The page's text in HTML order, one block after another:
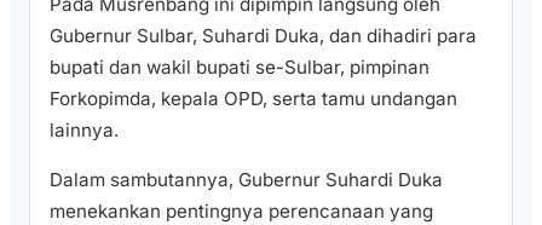
Gubernur Sulbar, Suhardi Duka, dan dihadiri para
bupati dan wakil bupati se-Sulbar, pimpinan
Forkopimda, kepala OPD, serta tamu undangan
lainnya.
Dalam sambutannya, Gubernur Suhardi Duka
menekankan pentingnya perencanaan yang